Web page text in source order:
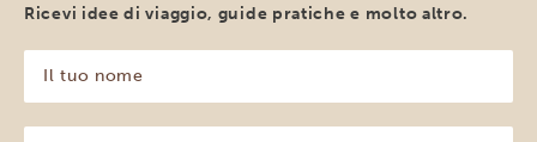
Ricevi idee di viaggio, guide pratiche e molto altro.
tuo
nome
(Obbligatorio)